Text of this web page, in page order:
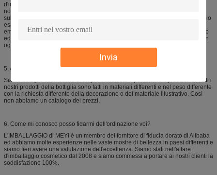
Invia
d'imballaggio del cosmetico e sempre stiamo aggiungendo i nuovi oggetti al
nostro sito Web. Tuttavia, ogni oggetto che attualmente vendiamo è elencato
sul nostro sito Web. Se non potete trovare le bottiglie o il prodotto d'imballaggio
esatti del pacchetto del cosmetico & del profumo che state cercando, prego il
email il vostro supporto di richiesta alle vendite a COM di punto del meyigroup
ed ai noi sarà felice di verificare indipendentemente da fatto che questo sia un
oggetto che portiamo.
5. Avete un catalogo dei prezzi?
Siamo bottiglie cosmetiche di un professionista e pompiamo il produttore. Tutti i
nostri prodotti della bottiglia sono fatti in materiali differenti e nel peso differente
con la richiesta differente della decorazione o del materiale illustrativo. Così
non abbiamo un catalogo dei prezzi.
6. Come mi conosco posso fidarmi dell'ordinazione voi?
L'IMBALLAGGIO di MEYI è un membro del fornitore di fiducia dorato di Alibaba
ed abbiamo molte esperienze nelle vaste mostre di bellezza in paesi differenti e
siamo fieri avere una valutazione dell'eccellenza. Siamo stati nell'affare
d'imballaggio cosmetico dal 2008 e siamo commessi a portare ai nostri clienti la
soddisfazione 100%.